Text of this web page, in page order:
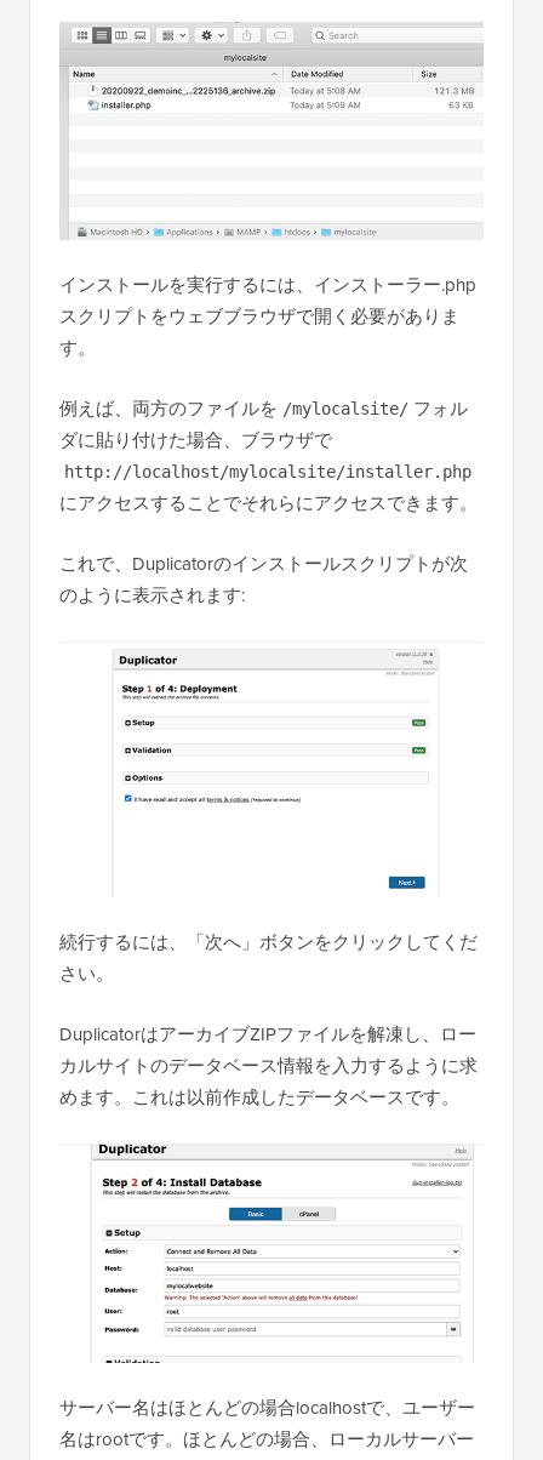
インストールを実行するには、インストーラー.php
スクリプトをウェブブラウザで開く必要がありま
す。
例えば、両方のファイルを /mylocalsite/ フォル
ダに貼り付けた場合、ブラウザで
http://localhost/mylocalsite/installer.php
にアクセスすることでそれらにアクセスできます。
これで、Duplicatorのインストールスクリプトが次
のように表示されます:
続行するには、「次へ」ボタンをクリックしてくだ
さい。
DuplicatorはアーカイブZIPファイルを解凍し、ロー
カルサイトのデータベース情報を入力するように求
めます。これは以前作成したデータベースです。
サーバー名はほとんどの場合localhostで、ユーザー
名はrootです。ほとんどの場合、ローカルサーバー